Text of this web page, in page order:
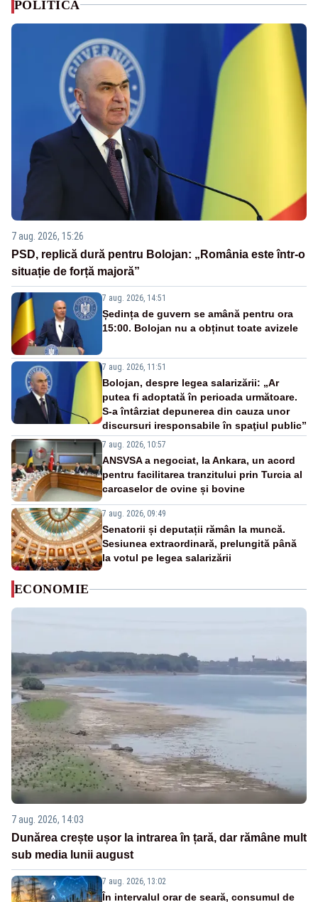
POLITICA
7 aug. 2026, 15:26
PSD, replică dură pentru Bolojan: „România este într-o
situație de forță majoră”
7 aug. 2026, 14:51
Ședința de guvern se amână pentru ora
15:00. Bolojan nu a obținut toate avizele
7 aug. 2026, 11:51
Bolojan, despre legea salarizării: „Ar
putea fi adoptată în perioada următoare.
S-a întârziat depunerea din cauza unor
discursuri iresponsabile în spaţiul public”
7 aug. 2026, 10:57
ANSVSA a negociat, la Ankara, un acord
pentru facilitarea tranzitului prin Turcia al
carcaselor de ovine și bovine
7 aug. 2026, 09:49
Senatorii și deputații rămân la muncă.
Sesiunea extraordinară, prelungită până
la votul pe legea salarizării
ECONOMIE
7 aug. 2026, 14:03
Dunărea crește ușor la intrarea în țară, dar rămâne mult
sub media lunii august
7 aug. 2026, 13:02
În intervalul orar de seară, consumul de